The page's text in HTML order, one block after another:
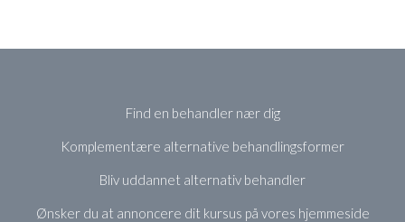
Find en behandler nær dig
Komplementære alternative behandlingsformer
Bliv uddannet alternativ behandler
Ønsker du at annoncere dit kursus på vores hjemmeside